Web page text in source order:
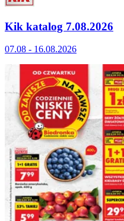
Kik katalog 7.08.2026
07.08 - 16.08.2026